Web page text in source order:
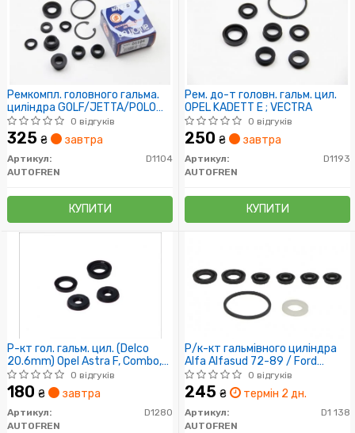
Ремкомпл. головного гальма.
циліндра GOLF/JETTA/POLO
(20,6мм)) 84-940 відгуків
325 ₴ завтра
Артикул:
D1104
AUTOFREN
КУПИТИ
Рем. до-т головн. гальм. цил.
OPEL KADETT E ; VECTRA
0 відгуків
250 ₴ завтра
Артикул:
D1193
AUTOFREN
КУПИТИ
Р-кт гол. гальм. цил. (Delco
20.6mm) Opel Astra F, Combo,
Corsa B, Vectra A
0 відгуків
180 ₴ завтра
Артикул:
D1280
AUTOFREN
Р/к-кт гальмівного циліндра
Alfa Alfasud 72-89 / Ford
Escort II 74-81 / VW Passat 73-
80
0 відгуків
245 ₴ термін 2 дн.
Артикул:
D1 138
AUTOFREN